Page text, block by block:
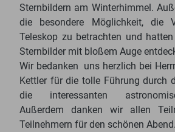
Sternbildern am Winterhimmel.
die besondere Möglichkeit, die
Teleskop zu betrachten und
Sternbilder mit bloßem Auge
Wir bedanken uns herzlich bei
Kettler für die tolle Führung durch
die interessanten
Außerdem danken wir allen
Teilnehmern für den schönen Abend.